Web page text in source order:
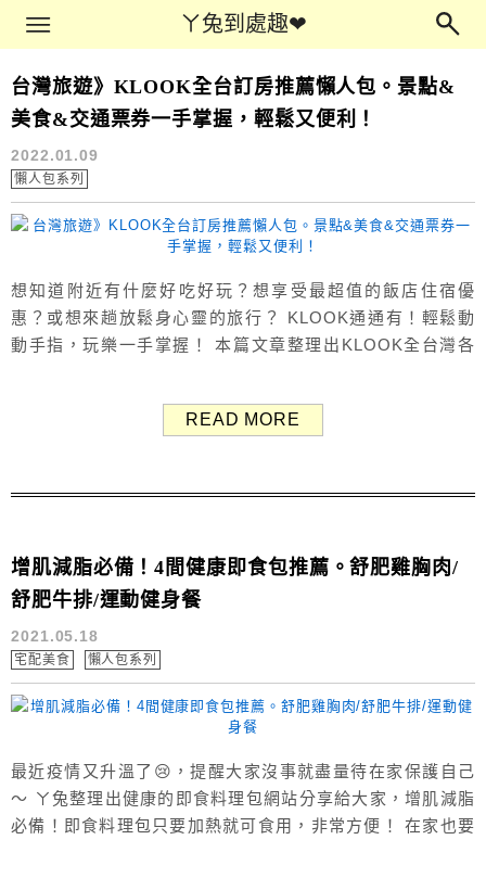
ㄚ兔到處趣❤ㄚ兔到處趣❤
Main Menu
懶人包系列
台灣旅遊》KLOOK全台訂房推薦懶人包。景點&
美食&交通票券一手掌握，輕鬆又便利！
2022.01.09
懶人包系列
想知道附近有什麼好吃好玩？想享受最超值的飯店住宿優
惠？或想來趟放鬆身心靈的旅行？ KLOOK通通有！輕鬆動
動手指，玩樂一手掌握！ 本篇文章整理出KLOOK全台灣各
北部 Northern Taiwan 台北 Taipei → 景點&美食&交通票券
READ MORE
增肌減脂必備！4間健康即食包推薦。舒肥雞胸肉/
舒肥牛排/運動健身餐
2021.05.18
宅配美食 懶人包系列
最近疫情又升溫了😢，提醒大家沒事就盡量待在家保護自己
～ ㄚ兔整理出健康的即食料理包網站分享給大家，增肌減脂
必備！即食料理包只要加熱就可食用，非常方便！ 在家也要